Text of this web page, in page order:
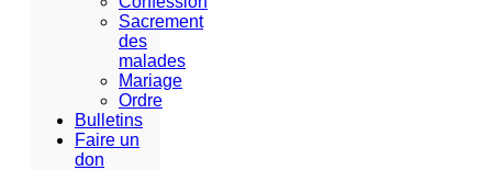
Sacrement
des
malades
Mariage
Ordre
Bulletins
Faire un
don